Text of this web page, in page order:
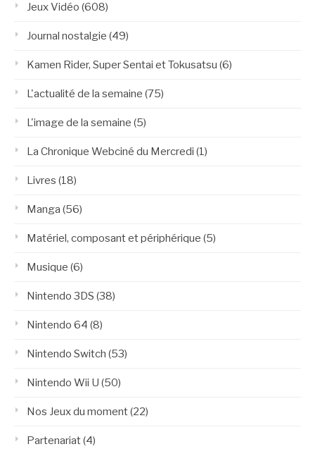
Jeux Vidéo (608)
Journal nostalgie (49)
Kamen Rider, Super Sentai et Tokusatsu (6)
L'actualité de la semaine (75)
L'image de la semaine (5)
La Chronique Webciné du Mercredi (1)
Livres (18)
Manga (56)
Matériel, composant et périphérique (5)
Musique (6)
Nintendo 3DS (38)
Nintendo 64 (8)
Nintendo Switch (53)
Nintendo Wii U (50)
Nos Jeux du moment(22)
Partenariat(4)